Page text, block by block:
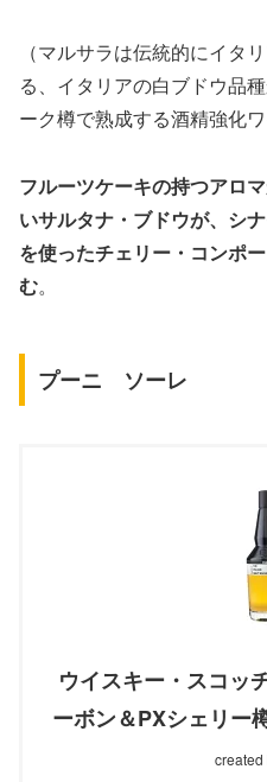
（マルサラは伝統的にイタ
る、イタリアの白ブドウ品
ーク樽で熟成する酒精強化ワ
フルーツケーキの持つアロ
いサルタナ・ブドウが、シ
を使ったチェリー・コンポ
む。
プーニ ソーレ
ウイスキー・スコ
ーボン＆PXシェリ
created